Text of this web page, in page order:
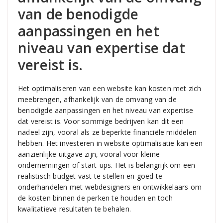
van de benodigde
aanpassingen en het
niveau van expertise dat
vereist is.
Het optimaliseren van een website kan kosten met zich
meebrengen, afhankelijk van de omvang van de
benodigde aanpassingen en het niveau van expertise
dat vereist is. Voor sommige bedrijven kan dit een
nadeel zijn, vooral als ze beperkte financiële middelen
hebben. Het investeren in website optimalisatie kan een
aanzienlijke uitgave zijn, vooral voor kleine
ondernemingen of start-ups. Het is belangrijk om een
realistisch budget vast te stellen en goed te
onderhandelen met webdesigners en ontwikkelaars om
de kosten binnen de perken te houden en toch
kwalitatieve resultaten te behalen.